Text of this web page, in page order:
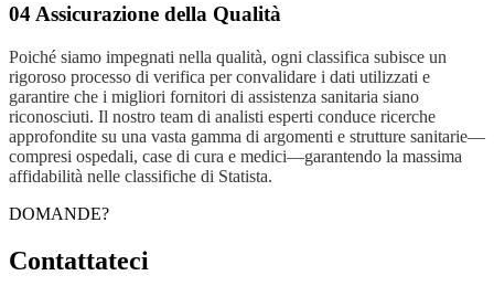
04 Assicurazione della Qualità
Poiché siamo impegnati nella qualità, ogni classifica subisce un
rigoroso processo di verifica per convalidare i dati utilizzati e
garantire che i migliori fornitori di assistenza sanitaria siano
riconosciuti. Il nostro team di analisti esperti conduce ricerche
approfondite su una vasta gamma di argomenti e strutture sanitarie—
compresi ospedali, case di cura e medici—garantendo la massima
affidabilità nelle classifiche di Statista.
DOMANDE?
Contattateci